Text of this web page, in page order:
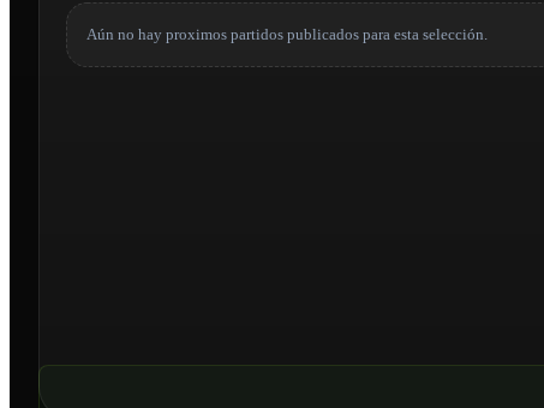
Aún no hay proximos partidos publicados para esta selección.